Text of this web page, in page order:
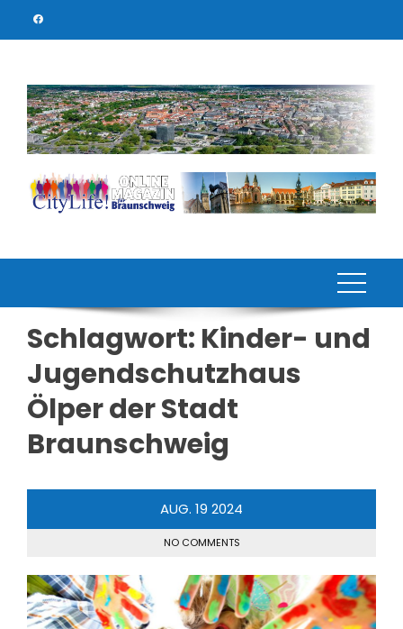
Schlagwort: Kinder- und
Jugendschutzhaus
Ölper der Stadt
Braunschweig
AUG. 19 2024
NO COMMENTS